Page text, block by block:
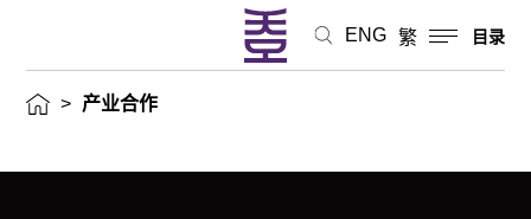
ENG 繁 目录
> 产业合作